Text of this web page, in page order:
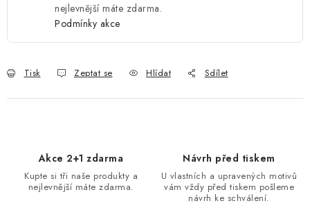
nejlevnější máte zdarma.
Podmínky akce
Tisk Zeptat se Hlídat Sdílet
Akce 2+1 zdarma
Kupte si tři naše produkty a
nejlevnější máte zdarma.
Návrh před tiskem
U vlastních a upravených motivů
vám vždy před tiskem pošleme
návrh ke schválení.